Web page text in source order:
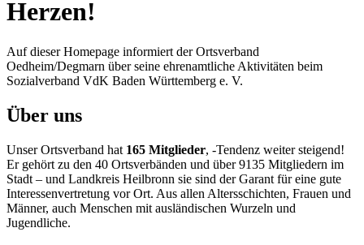
Herzen!
Auf dieser Homepage informiert der Ortsverband
Oedheim/Degmarn über seine ehrenamtliche Aktivitäten beim
Sozialverband VdK Baden Württemberg e. V.
Über uns
Unser Ortsverband hat 165 Mitglieder, -Tendenz weiter steigend!
Er gehört zu den 40 Ortsverbänden und über 9135 Mitgliedern im
Stadt – und Landkreis Heilbronn sie sind der Garant für eine gute
Interessenvertretung vor Ort. Aus allen Altersschichten, Frauen und
Männer, auch Menschen mit ausländischen Wurzeln und
Jugendliche.